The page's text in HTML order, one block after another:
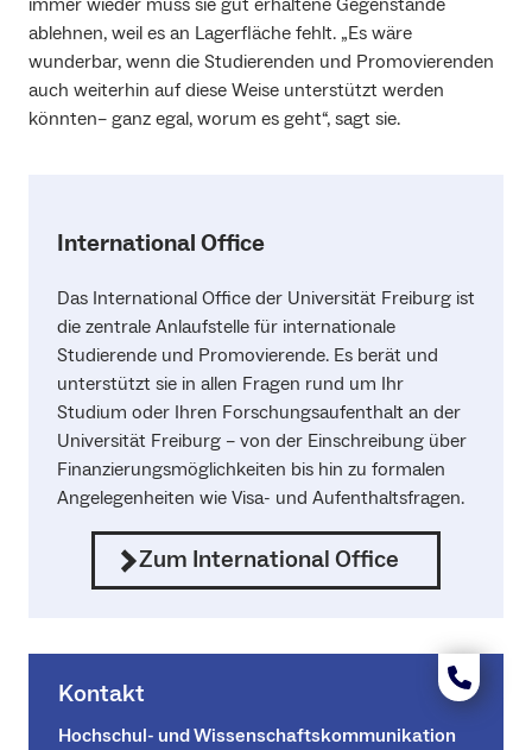
immer wieder muss sie gut erhaltene Gegenstände
ablehnen, weil es an Lagerfläche fehlt. „Es wäre
wunderbar, wenn die Studierenden und Promovierenden
auch weiterhin auf diese Weise unterstützt werden
könnten– ganz egal, worum es geht“, sagt sie.
International Office
Das International Office der Universität Freiburg ist
die zentrale Anlaufstelle für internationale
Studierende und Promovierende. Es berät und
unterstützt sie in allen Fragen rund um Ihr
Studium oder Ihren Forschungsaufenthalt an der
Universität Freiburg – von der Einschreibung über
Finanzierungsmöglichkeiten bis hin zu formalen
Angelegenheiten wie Visa- und Aufenthaltsfragen.
Zum International Office
Kontakt
Hochschul- und Wissenschaftskommunikation